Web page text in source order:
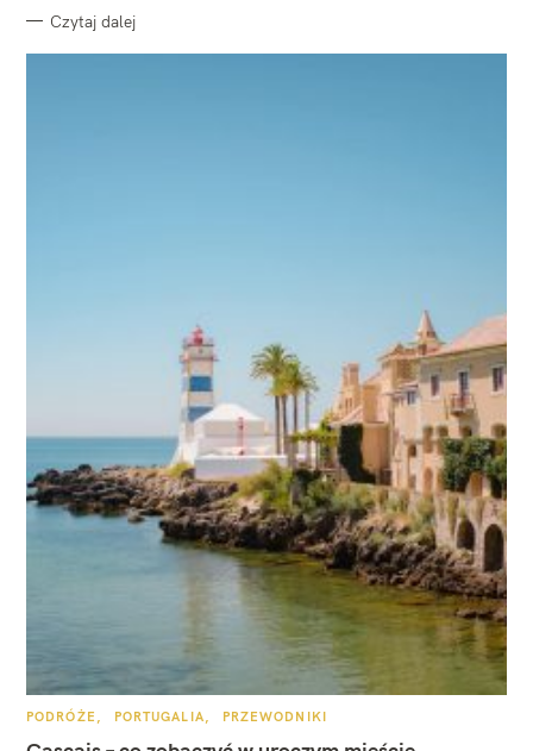
Czytaj dalej
K
T
PODRÓŻE PORTUGALIA PRZEWODNIKI
: